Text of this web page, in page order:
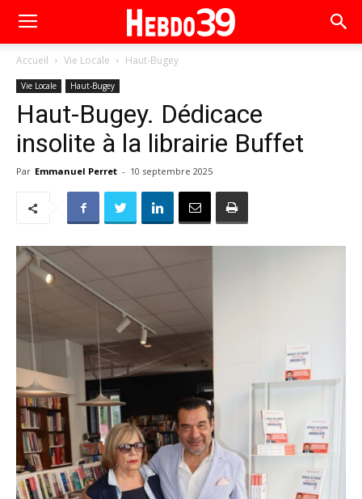
Accueil Vie Locale Haut-Bugey
Vie Locale Haut-Bugey
Haut-Bugey. Dédicace
insolite à la librairie Buffet
Par Emmanuel Perret - 10 septembre 2025